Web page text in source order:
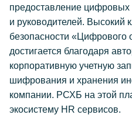
предоставление цифровых
и руководителей. Высокий
безопасности «Цифрового
достигается благодаря
корпоративную учетную
шифрования и хранения
компании. РСХБ на этой
экосистему HR сервисов.